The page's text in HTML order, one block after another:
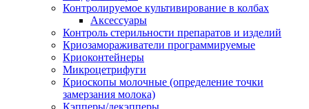
Контролируемое культивирование в колбах
Аксессуары
Контроль стерильности препаратов и изделий
Криозамораживатели программируемые
Криоконтейнеры
Микроцетрифуги
Криоскопы молочные (определение точки
замерзания молока)
Кэпперы/декэпперы